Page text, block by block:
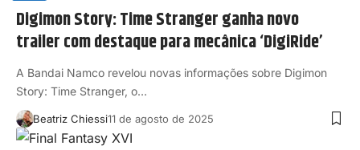
Digimon Story: Time Stranger ganha novo
trailer com destaque para mecânica ‘DigiRide’
A Bandai Namco revelou novas informações sobre Digimon
Story: Time Stranger, o…
Beatriz Chiessi11 de agosto de 2025